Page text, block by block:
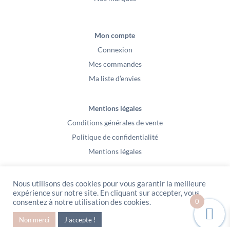
Mon compte
Connexion
Mes commandes
Ma liste d’envies
Mentions légales
Conditions générales de vente
Politique de confidentialité
Mentions légales
PeeKaBoo / Sarl Gablia au capital de 10 000 euros – Av Ernest Cristal 63
000 Clermont-Ferrand – Copyright2021 – Tous droits réservés – Vidéo
Nous utilisons des cookies pour vous garantir la meilleure
expérience sur notre site. En cliquant sur accepter, vous
consentez à notre utilisation des cookies.
Non merci J'accepte !
0